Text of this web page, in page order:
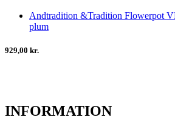
Andtradition &Tradition Flowerpot
plum
929,00 kr.
INFORMATION